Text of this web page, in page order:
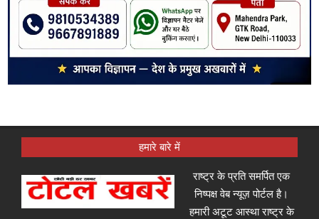
हमारे बारे में
राष्ट्र के प्रति समर्पित एक
निष्पक्ष वेब न्यूज़ पोर्टल है।
हमारी अटूट आस्था राष्ट्र के